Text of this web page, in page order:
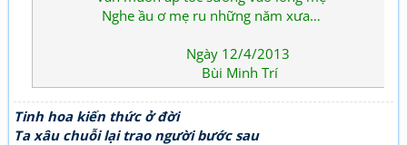
Nghe ầu ơ mẹ ru những năm xưa…
Ngày 12/4/2013
Bùi Minh Trí
Tinh hoa kiến thức ở đời
Ta xâu chuỗi lại trao người bước sau